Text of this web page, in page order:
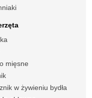
mięsne
w żywieniu bydła